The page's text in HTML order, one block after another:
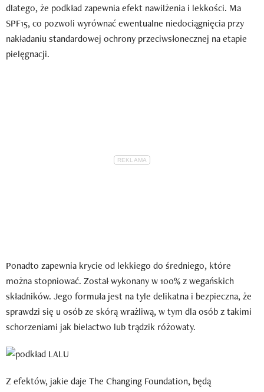
dlatego, że podkład zapewnia efekt nawilżenia i lekkości. Ma
SPF15, co pozwoli wyrównać ewentualne niedociągnięcia przy
nakładaniu standardowej ochrony przeciwsłonecznej na etapie
pielęgnacji.
Ponadto zapewnia krycie od lekkiego do średniego, które
można stopniować. Został wykonany w 100% z wegańskich
składników. Jego formuła jest na tyle delikatna i bezpieczna, że
sprawdzi się u osób ze skórą wrażliwą, w tym dla osób z takimi
schorzeniami jak bielactwo lub trądzik różowaty.
Z efektów, jakie daje The Changing Foundation, będą